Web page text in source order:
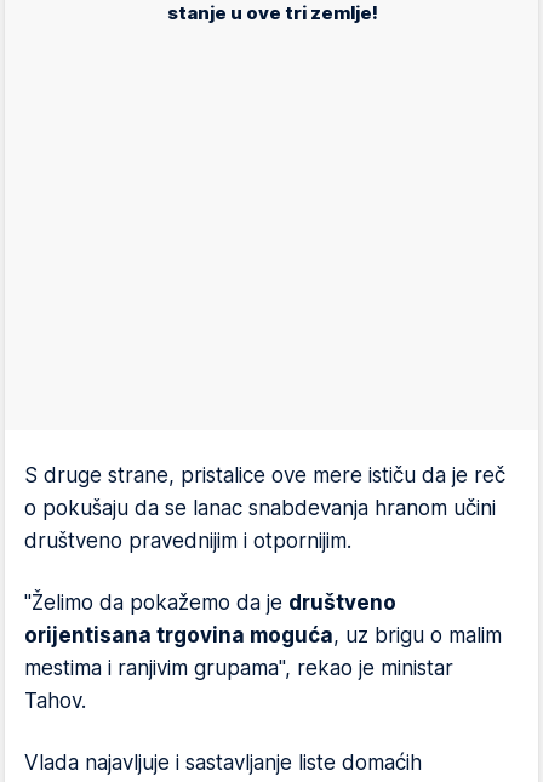
stanje u ove tri zemlje!
S druge strane, pristalice ove mere ističu da je reč
o pokušaju da se lanac snabdevanja hranom učini
društveno pravednijim i otpornijim.
"Želimo da pokažemo da je društveno
orijentisana trgovina moguća, uz brigu o malim
mestima i ranjivim grupama", rekao je ministar
Tahov.
Vlada najavljuje i sastavljanje liste domaćih